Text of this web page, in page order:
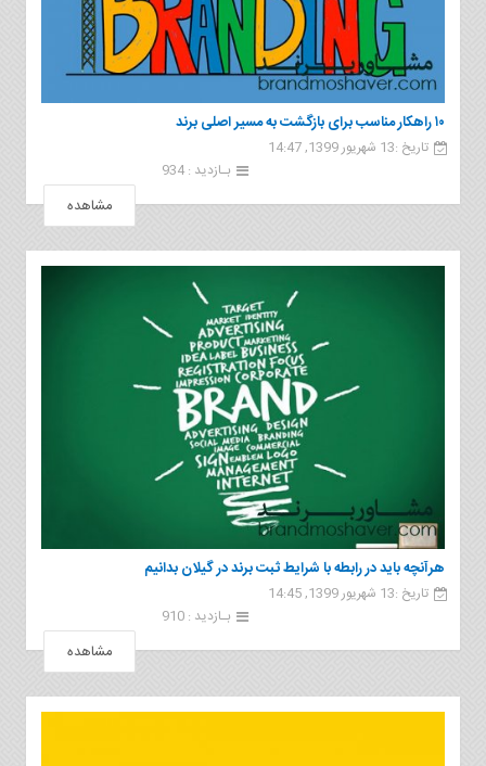
۱۰ راهکار مناسب برای بازگشت به مسیر اصلی برند
تاریخ :13 شهریور 1399, 14:47
بـازدید : 934
مشاهده
هرآنچه باید در رابطه با شرایط ثبت برند در گیلان بدانیم
تاریخ :13 شهریور 1399, 14:45
بـازدید : 910
مشاهده